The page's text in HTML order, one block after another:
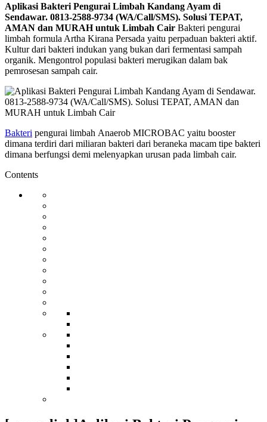
Aplikasi Bakteri Pengurai Limbah Kandang Ayam di
Sendawar. 0813-2588-9734 (WA/Call/SMS). Solusi TEPAT,
AMAN dan MURAH untuk Limbah Cair Bakteri pengurai
limbah formula Artha Kirana Persada yaitu perpaduan bakteri aktif.
Kultur dari bakteri indukan yang bukan dari fermentasi sampah
organik. Mengontrol populasi bakteri merugikan dalam bak
pemrosesan sampah cair.
Bakteri pengurai limbah Anaerob MICROBAC yaitu booster
dimana terdiri dari miliaran bakteri dari beraneka macam tipe bakteri
dimana berfungsi demi melenyapkan urusan pada limbah cair.
Contents